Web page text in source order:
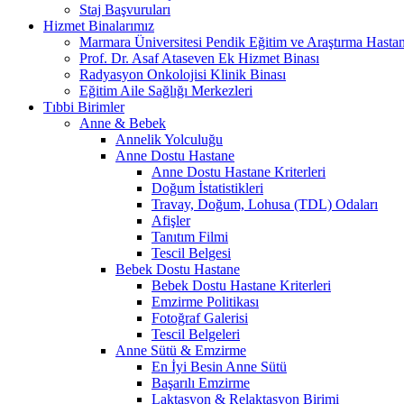
Staj Başvuruları
Hizmet Binalarımız
Marmara Üniversitesi Pendik Eğitim ve Araştırma
Prof. Dr. Asaf Ataseven Ek Hizmet Binası
Radyasyon Onkolojisi Klinik Binası
Eğitim Aile Sağlığı Merkezleri
Tıbbi Birimler
Anne & Bebek
Annelik Yolculuğu
Anne Dostu Hastane
Anne Dostu Hastane Kriterleri
Doğum İstatistikleri
Travay, Doğum, Lohusa (TDL) Odaları
Afişler
Tanıtım Filmi
Tescil Belgesi
Bebek Dostu Hastane
Bebek Dostu Hastane Kriterleri
Emzirme Politikası
Fotoğraf Galerisi
Tescil Belgeleri
Anne Sütü & Emzirme
En İyi Besin Anne Sütü
Başarılı Emzirme
Laktasyon & Relaktasyon Birimi